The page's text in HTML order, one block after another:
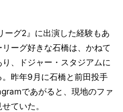
ーグ2』に出演した経験もあ
ーグ好きな石橋は、かねて
、ドジャー・スタジアムに
昨年9月に石橋と前田投手
であがると、現地のファ
ていた。